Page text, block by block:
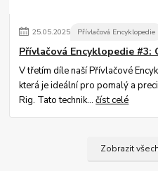
25.05.2025 Přívlačová Encyklopedie
Přívlačová Encyklopedie #3:
V třetím díle naší Přívlačové
která je ideální pro pomalý a
Rig. Tato technik...číst celé
Zobrazit